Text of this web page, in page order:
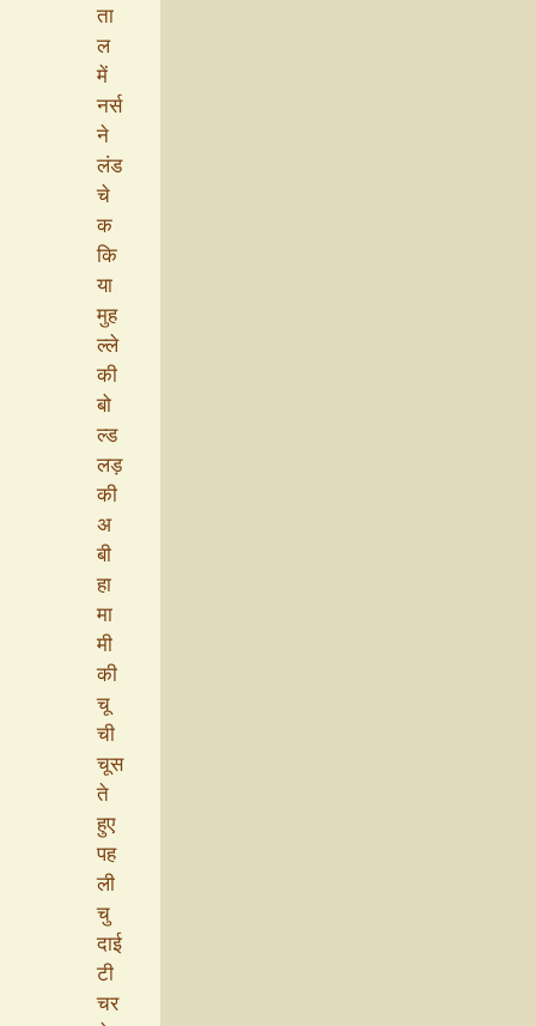
ता
ल
में
नर्स
ने
लंड
चे
क
कि
या
मुह
ल्ले
की
बो
ल्ड
लड़
की
अ
बी
हा
मा
मी
की
चू
ची
चूस
ते
हुए
पह
ली
चु
दाई
टी
चर